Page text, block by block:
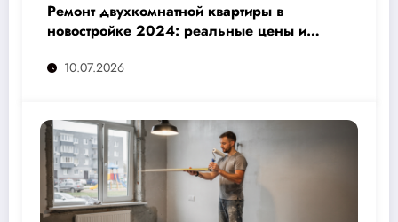
Ремонт двухкомнатной квартиры в
новостройке 2024: реальные цены и
скрытые расходы, которые вам не
назовут подрядчики
10.07.2026